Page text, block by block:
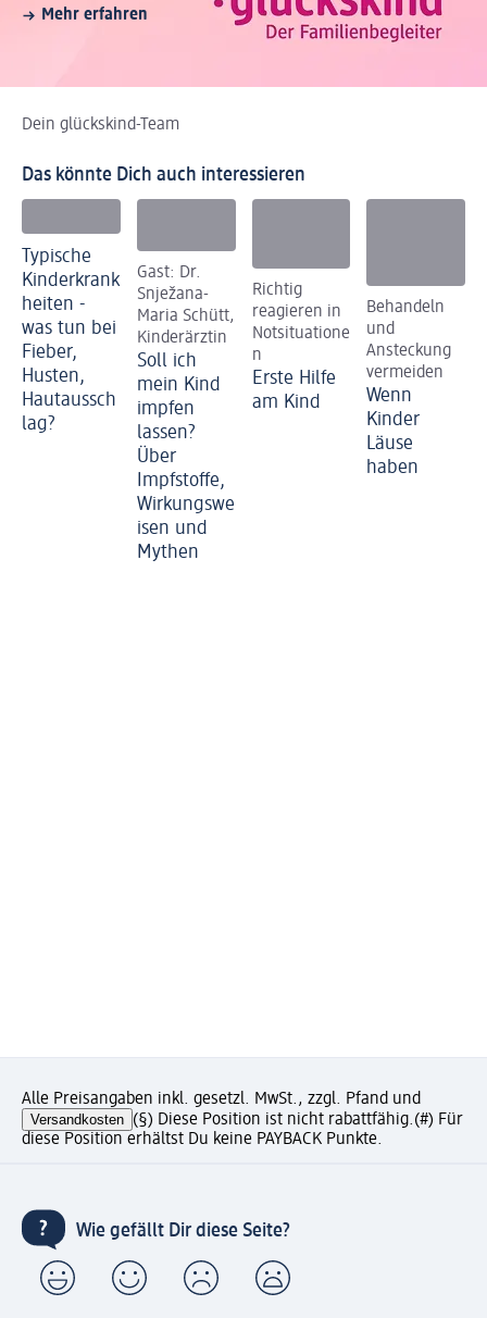
Mehr erfahren
Dein glückskind-Team
Das könnte Dich auch interessieren
Typische
Kinderkrank
heiten -
was tun bei
Fieber,
Husten,
Hautaussch
lag?
Gast: Dr.
Snježana-
Maria Schütt,
Kinderärztin
Soll ich
mein Kind
impfen
lassen?
Über
Impfstoffe,
Wirkungswe
isen und
Mythen
Richtig
reagieren in
Notsituatione
n
Erste Hilfe
am Kind
Behandeln
und
Ansteckung
vermeiden
Wenn
Kinder
Läuse
haben
Alle Preisangaben inkl. gesetzl. MwSt., zzgl. Pfand und
Versandkosten (§) Diese Position ist nicht rabattfähig.(#) Für
diese Position erhältst Du keine PAYBACK Punkte.
Wie gefällt Dir diese Seite?